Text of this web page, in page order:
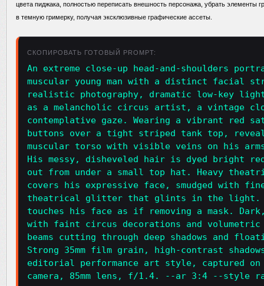
цвета пиджака, полностью переписать внешность персонажа, убрать элементы
в темную гримерку, получая эксклюзивные графические ассеты.
СКОПИРОВАТЬ ГОТОВЫЙ PROMPT:
An extreme close-up head-and-shoulders
muscular young man with a distinct facial
realistic photography, dramatic low-key
as a melancholic circus artist, a vintage
contemplative gaze. Wearing a vibrant red
buttons over a tight striped tank top,
muscular torso with visible veins on his
His messy, disheveled hair is dyed bright
out from under a small top hat. Heavy
covers his expressive face, smudged with
theatrical glitter that glints in the light.
touches his face as if removing a mask. Dark,
with faint circus decorations and
beams cutting through deep shadows and
Strong 35mm film grain, high-contrast
editorial performance art style, captured on
camera, 85mm lens, f/1.4. --ar 3:4 --style